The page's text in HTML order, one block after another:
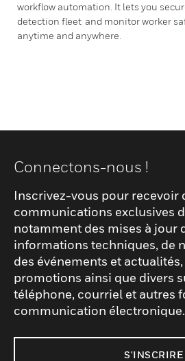
workflow automation. It lets you
detection fleet and monitor worker
anytime and anywhere.
Connectons-nous !
Inscrivez-vous pour recevoir
communications exclusives
notamment des mises à jour
informations techniques, de
des événements et
promotions ainsi que divers
téléphone, courriel et autres
communication électronique.
S'INSCRIRE